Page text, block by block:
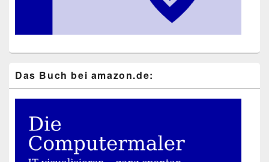
Das Buch bei ama​zon​.de: